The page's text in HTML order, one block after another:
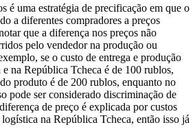
é uma estratégia de precificação em que o
a diferentes compradores a preços
que a diferença nos preços não
pelo vendedor na produção ou
se o custo de entrega e produção
na República Tcheca é de 100 rublos,
produto é de 200 rublos, enquanto no
pode ser considerado discriminação de
de preço é explicada por custos
na República Tcheca, então isso já